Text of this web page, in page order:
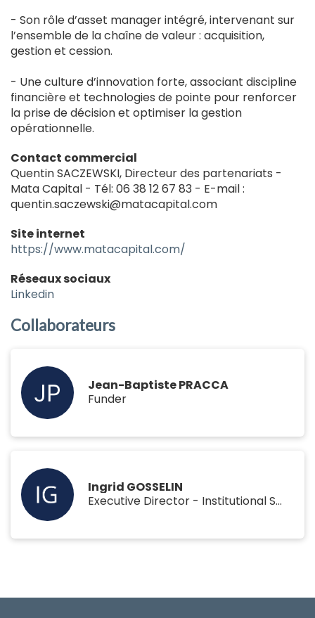
- Son rôle d’asset manager intégré, intervenant sur
l’ensemble de la chaîne de valeur : acquisition,
gestion et cession.
- Une culture d’innovation forte, associant discipline
financière et technologies de pointe pour renforcer
la prise de décision et optimiser la gestion
opérationnelle.
Contact commercial
Quentin SACZEWSKI, Directeur des partenariats -
Mata Capital - Tél: 06 38 12 67 83 - E-mail :
quentin.saczewski@matacapital.com
Site internet
https://www.matacapital.com/
Réseaux sociaux
Linkedin
Collaborateurs
Jean-Baptiste PRACCA
Funder
Ingrid GOSSELIN
Executive Director - Institutional Solutions